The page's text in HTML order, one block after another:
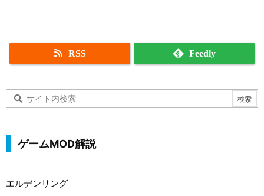
RSS Feedly
ゲームMOD解説
エルデンリング